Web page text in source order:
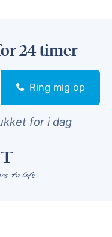
24 timer
Ring mig op
for i dag